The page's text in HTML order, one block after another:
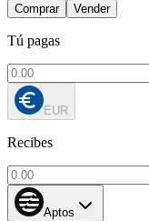
Comprar Vender
Tú pagas
EUR
Recibes
Aptos